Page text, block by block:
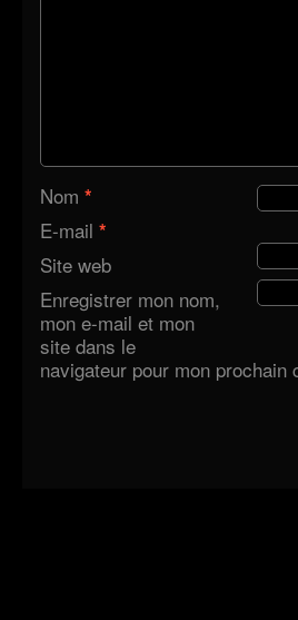
Nom *
E-mail *
Site web
Enregistrer mon nom,
mon e-mail et mon
site dans le
navigateur pour mon prochain